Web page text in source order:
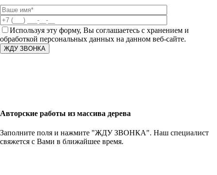
Используя эту форму, Вы соглашаетесь с хранением и
обработкой персональных данных на данном веб-сайте.
Авторские работы из массива дерева
Заполните поля и нажмите "ЖДУ ЗВОНКА". Наш специалист
свяжется с Вами в ближайшее время.